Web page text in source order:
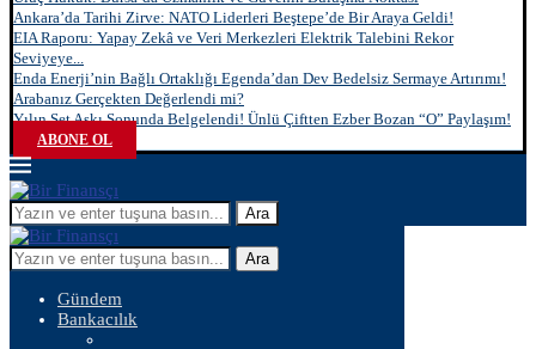
Ankara’da Tarihi Zirve: NATO Liderleri Beştepe’de Bir Araya Geldi!
EIA Raporu: Yapay Zekâ ve Veri Merkezleri Elektrik Talebini Rekor
Seviyeye...
Enda Enerji’nin Bağlı Ortaklığı Egenda’dan Dev Bedelsiz Sermaye Artırımı!
Arabanız Gerçekten Değerlendi mi?
Yılın Set Aşkı Sonunda Belgelendi! Ünlü Çiftten Ezber Bozan “O” Paylaşım!
ABONE OL
Ara
Ara
Gündem
Bankacılık